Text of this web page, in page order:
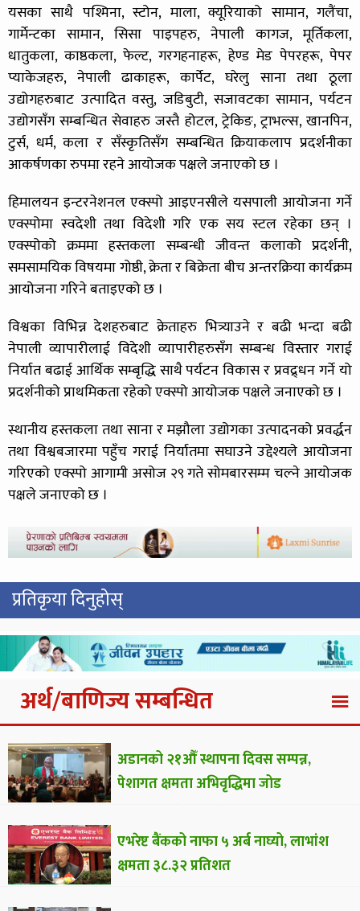
यसका साथै पश्मिना, स्टोन, माला, क्यूरियाको सामान, गलैंचा,
गार्मेन्टका सामान, सिसा पाइपहरु, नेपाली कागज, मूर्तिकला,
धातुकला, काष्ठकला, फेल्ट, गरगहनाहरू, हेण्ड मेड पेपरहरू, पेपर
प्याकेजहरु, नेपाली ढाकाहरू, कार्पेट, घरेलु साना तथा ठूला
उद्योगहरुबाट उत्पादित वस्तु, जडिबुटी, सजावटका सामान, पर्यटन
उद्योगसँग सम्बन्धित सेवाहरु जस्तै होटल, ट्रेकिङ, ट्राभल्स, खानपिन,
टुर्स, धर्म, कला र सँस्कृतिसँग सम्बन्धित क्रियाकलाप प्रदर्शनीका
आकर्षणका रुपमा रहने आयोजक पक्षले जनाएको छ ।
हिमालयन इन्टरनेशनल एक्स्पो आइएनसीले यसपाली आयोजना गर्ने
एक्स्पोमा स्वदेशी तथा विदेशी गरि एक सय स्टल रहेका छन् ।
एक्स्पोको क्रममा हस्तकला सम्बन्धी जीवन्त कलाको प्रदर्शनी,
समसामयिक विषयमा गोष्ठी, क्रेता र बिक्रेता बीच अन्तरक्रिया कार्यक्रम
आयोजना गरिने बताइएको छ ।
विश्वका विभिन्न देशहरुबाट क्रेताहरु भित्र्याउने र बढी भन्दा बढी
नेपाली व्यापारीलाई विदेशी व्यापारीहरुसँग सम्बन्ध विस्तार गराई
निर्यात बढाई आर्थिक सम्बृद्धि साथै पर्यटन विकास र प्रवद्र्धन गर्ने यो
प्रदर्शनीको प्राथमिकता रहेको एक्स्पो आयोजक पक्षले जनाएको छ ।
स्थानीय हस्तकला तथा साना र मझौला उद्योगका उत्पादनको प्रवर्द्धन
तथा विश्वबजारमा पहुँच गराई निर्यातमा सघाउने उद्देश्यले आयोजना
गरिएको एक्स्पो आगामी असोज २९ गते सोमबारसम्म चल्ने आयोजक
पक्षले जनाएको छ ।
प्रतिकृया दिनुहोस्
अर्थ/बाणिज्य सम्बन्धित
अडानको २१औँ स्थापना दिवस सम्पन्न,
पेशागत क्षमता अभिवृद्धिमा जोड
एभरेष्ट बैंकको नाफा ५ अर्ब नाघ्यो, लाभांश
क्षमता ३८.३२ प्रतिशत